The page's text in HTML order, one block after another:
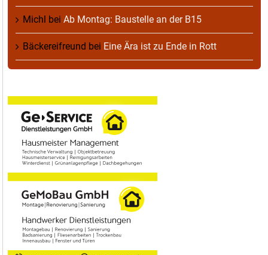
Michl bei Ab Montag: Baustelle an der B15
Bäckereifreund bei Eine Ära ist zu Ende in Rott